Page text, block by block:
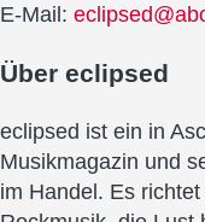
E-Mail:
Über eclipsed
eclipsed ist ein in
Musikmagazin und
im Handel. Es